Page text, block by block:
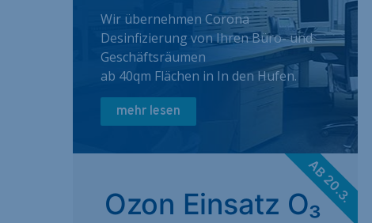
Wir übernehmen Corona
Desinfizierung von Ihren Büro- und
Geschäftsräumen
ab 40qm Flächen in In den Hufen.
mehr lesen
Ozon Einsatz O₃AB 20.3.